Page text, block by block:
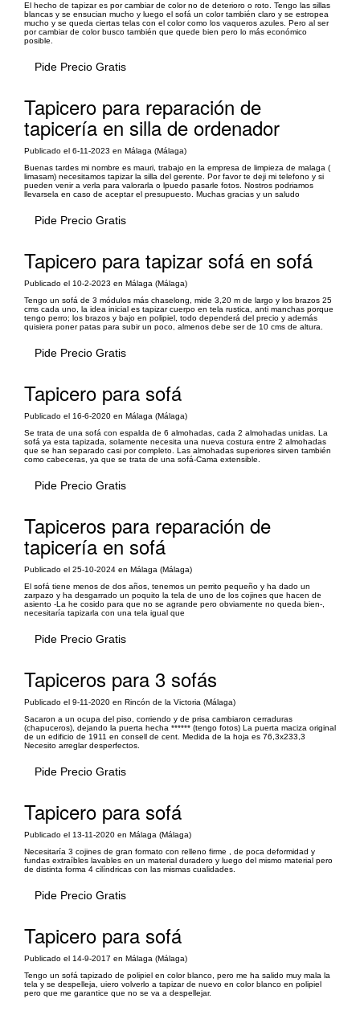
El hecho de tapizar es por cambiar de color no de deterioro o roto. Tengo las sillas
blancas y se ensucian mucho y luego el sofá un color también claro y se estropea
mucho y se queda ciertas telas con el color como los vaqueros azules. Pero al ser
por cambiar de color busco también que quede bien pero lo más económico
posible.
Pide Precio Gratis
Tapicero para reparación de
tapicería en silla de ordenador
Publicado el 6-11-2023 en Málaga (Málaga)
Buenas tardes mi nombre es mauri, trabajo en la empresa de limpieza de malaga (
limasam) necesitamos tapizar la silla del gerente. Por favor te deji mi telefono y si
pueden venir a verla para valorarla o lpuedo pasarle fotos. Nostros podriamos
llevarsela en caso de aceptar el presupuesto. Muchas gracias y un saludo
Pide Precio Gratis
Tapicero para tapizar sofá en sofá
Publicado el 10-2-2023 en Málaga (Málaga)
Tengo un sofá de 3 módulos más chaselong, mide 3,20 m de largo y los brazos 25
cms cada uno, la idea inicial es tapizar cuerpo en tela rustica, anti manchas porque
tengo perro; los brazos y bajo en polipiel, todo dependerá del precio y además
quisiera poner patas para subir un poco, almenos debe ser de 10 cms de altura.
Pide Precio Gratis
Tapicero para sofá
Publicado el 16-6-2020 en Málaga (Málaga)
Se trata de una sofá con espalda de 6 almohadas, cada 2 almohadas unidas. La
sofá ya esta tapizada, solamente necesita una nueva costura entre 2 almohadas
que se han separado casi por completo. Las almohadas superiores sirven también
como cabeceras, ya que se trata de una sofá-Cama extensible.
Pide Precio Gratis
Tapiceros para reparación de
tapicería en sofá
Publicado el 25-10-2024 en Málaga (Málaga)
El sofá tiene menos de dos años, tenemos un perrito pequeño y ha dado un
zarpazo y ha desgarrado un poquito la tela de uno de los cojines que hacen de
asiento -La he cosido para que no se agrande pero obviamente no queda bien-,
necesitaría tapizarla con una tela igual que
Pide Precio Gratis
Tapiceros para 3 sofás
Publicado el 9-11-2020 en Rincón de la Victoria (Málaga)
Sacaron a un ocupa del piso, corriendo y de prisa cambiaron cerraduras
(chapuceros), dejando la puerta hecha ****** (tengo fotos) La puerta maciza original
de un edificio de 1911 en consell de cent. Medida de la hoja es 76,3x233,3
Necesito arreglar desperfectos.
Pide Precio Gratis
Tapicero para sofá
Publicado el 13-11-2020 en Málaga (Málaga)
Necesitaría 3 cojines de gran formato con relleno firme , de poca deformidad y
fundas extraíbles lavables en un material duradero y luego del mismo material pero
de distinta forma 4 cilíndricas con las mismas cualidades.
Pide Precio Gratis
Tapicero para sofá
Publicado el 14-9-2017 en Málaga (Málaga)
Tengo un sofá tapizado de polipiel en color blanco, pero me ha salido muy mala la
tela y se despelleja, uiero volverlo a tapizar de nuevo en color blanco en polipiel
pero que me garantice que no se va a despellejar.